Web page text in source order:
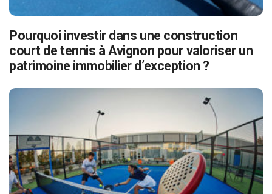
Pourquoi investir dans une construction
court de tennis à Avignon pour valoriser un
patrimoine immobilier d’exception ?